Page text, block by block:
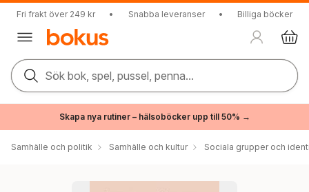
Fri frakt över 249 kr • Snabba leveranser • Billiga böcker
Sök bok, spel, pussel, penna...
Skapa nya rutiner – hälsoböcker upp till 50% →
Samhälle och politik Samhälle och kultur Sociala grupper och